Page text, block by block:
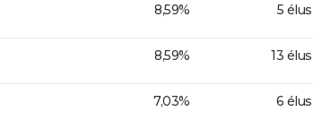
8,59% 5 élus
8,59% 13 élus
7,03% 6 élus